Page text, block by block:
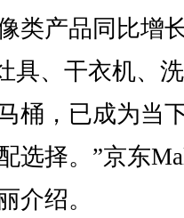
类产品同比增
具、干衣机、
桶，已成为当
选择。”京东
介绍。